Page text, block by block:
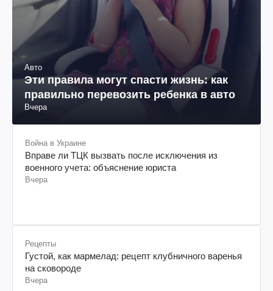
Авто
Эти правила могут спасти жизнь: как
правильно перевозить ребенка в авто
Вчера
Война в Украине
Вправе ли ТЦК вызвать после исключения из
военного учета: объяснение юриста
Вчера
Рецепты
Густой, как мармелад: рецепт клубничного варенья
на сковороде
Вчера